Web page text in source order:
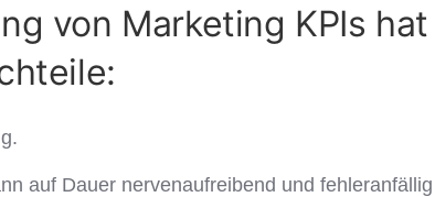
von Marketing KPIs hat
auf Dauer nervenaufreibend und fehleranfällig